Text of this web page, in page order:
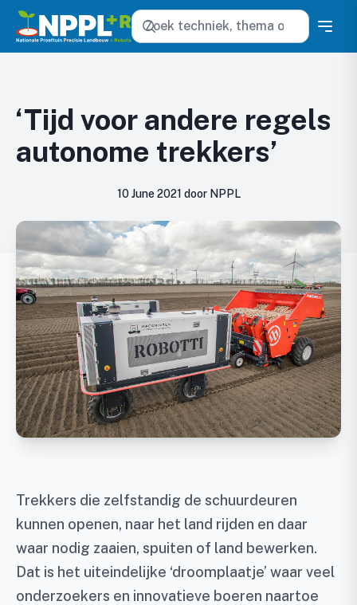
Zoeken
‘Tijd voor andere regels
autonome trekkers’
10 June 2021 door NPPL
Trekkers die zelfstandig de schuurdeuren
kunnen openen, naar het land rijden en daar
waar nodig zaaien, spuiten of land bewerken.
Dat is het uiteindelijke ‘droomplaatje’ waar veel
onderzoekers en innovatieve boeren naartoe